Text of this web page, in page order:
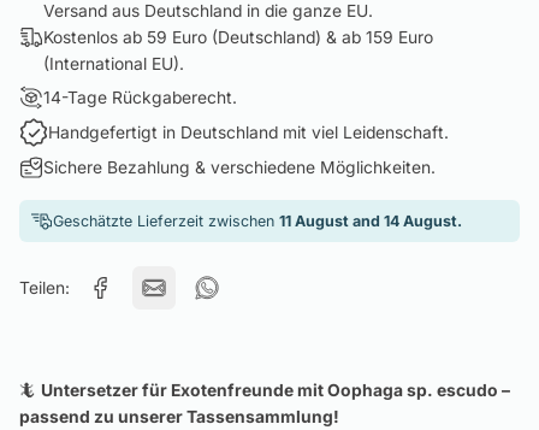
Versand aus Deutschland in die ganze EU.
Kostenlos ab 59 Euro (Deutschland) & ab 159 Euro
(International EU).
14-Tage Rückgaberecht.
Handgefertigt in Deutschland mit viel Leidenschaft.
Sichere Bezahlung & verschiedene Möglichkeiten.
Geschätzte Lieferzeit zwischen 11 August and 14 August.
Teilen:
🦎 Untersetzer für Exotenfreunde mit Oophaga sp. escudo –
passend zu unserer Tassensammlung!